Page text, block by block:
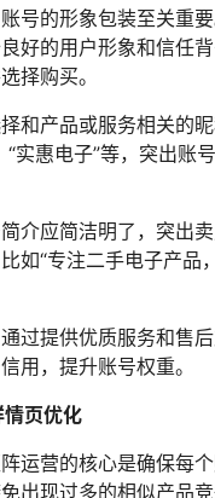
号的形象包装至关重
好的用户形象和信任
择购买。
和产品或服务相关的
“实惠电子”等，突出账
介应简洁明了，突出
如“专注二手电子产品
通过提供优质服务和售
用，提升账号权重。
页优化
运营的核心是确保每
出现过多的相似产品